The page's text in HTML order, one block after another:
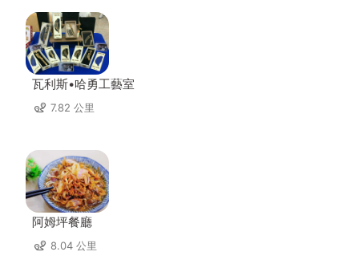
瓦利斯•哈勇工藝室
7.82 公里
阿姆坪餐廳
8.04 公里